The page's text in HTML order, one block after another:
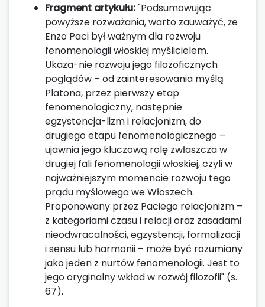
Fragment artykułu:"Podsumowując
powyższe rozważania, warto zauważyć, że
Enzo Paci był ważnym dla rozwoju
fenomenologii włoskiej myślicielem.
Ukaza-nie rozwoju jego filozoficznych
poglądów – od zainteresowania myślą
Platona, przez pierwszy etap
fenomenologiczny, następnie
egzystencja-lizm i relacjonizm, do
drugiego etapu fenomenologicznego –
ujawnia jego kluczową rolę zwłaszcza w
drugiej fali fenomenologii włoskiej, czyli w
najważniejszym momencie rozwoju tego
prądu myślowego we Włoszech.
Proponowany przez Paciego relacjonizm –
z kategoriami czasu i relacji oraz zasadami
nieodwracalności, egzystencji, formalizacji
i sensu lub harmonii – może być rozumiany
jako jeden z nurtów fenomenologii. Jest to
jego oryginalny wkład w rozwój filozofii" (s.
67).